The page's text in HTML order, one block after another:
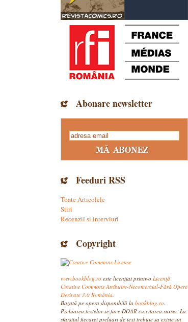
Abonare newsletter
Feeduri RSS
Toate Articolele
Stiri
Recenzii si interviuri
Copyright
www.bookblog.ro este licenţiat printr-o Licenţă
Creative Commons Atribuire-Necomercial-Fără Opere
Derivate 3.0 România
Bazată pe opera disponibilă la bookblog.ro
Preluarea textelor se face DOAR cu citarea sursei. La
sfarsitul fiecarei preluari de text trebuie sa existe un